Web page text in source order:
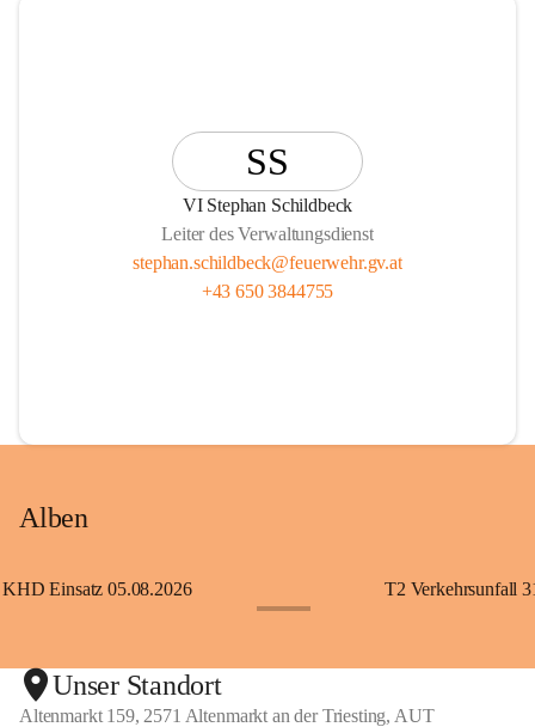
SS
VI Stephan Schildbeck
Leiter des Verwaltungsdienst
stephan.schildbeck@feuerwehr.gv.at
+43 650 3844755
Alben
KHD Einsatz 05.08.2026 T2 Verkehrsunfall
Unser Standort
Altenmarkt 159, 2571 Altenmarkt an der Triesting, AUT